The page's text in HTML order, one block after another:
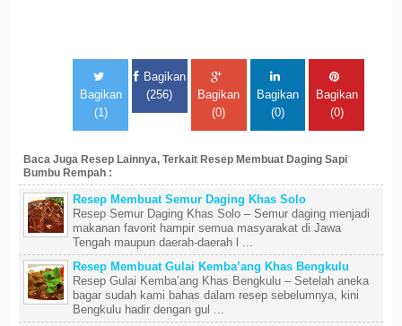
Bagikan
(1)
Bagikan
(256)
Bagikan
(0)
Bagikan
(0)
Bagikan
(0)
Baca Juga Resep Lainnya, Terkait Resep Membuat Daging Sapi
Bumbu Rempah :
Resep Membuat Semur Daging Khas Solo
Resep Semur Daging Khas Solo – Semur daging menjadi
makanan favorit hampir semua masyarakat di Jawa
Tengah maupun daerah-daerah l ...
Resep Membuat Gulai Kemba’ang Khas Bengkulu
Resep Gulai Kemba’ang Khas Bengkulu – Setelah aneka
bagar sudah kami bahas dalam resep sebelumnya, kini
Bengkulu hadir dengan gul ...